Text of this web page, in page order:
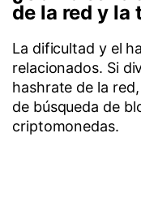
de la red y la
La dificultad y el
relacionados. Si
hashrate de la
de búsqueda de
criptomonedas.